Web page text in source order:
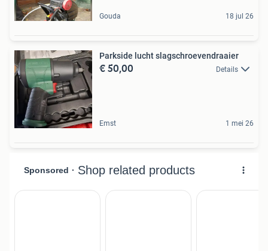
Gouda 18 jul 26
Parkside lucht slagschroevendraaier
€ 50,00 Details
Emst 1 mei 26